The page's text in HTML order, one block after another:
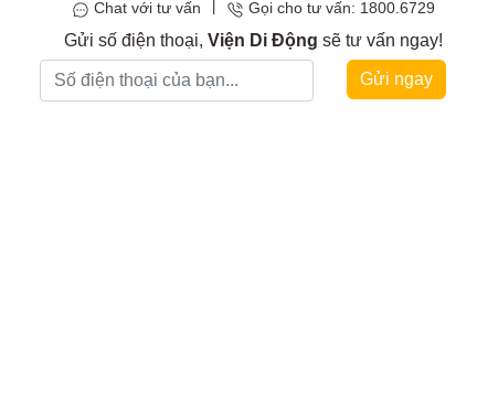
Chat với tư vấn Gọi cho tư vấn: 1800.6729
Gửi số điện thoại, Viện Di Động sẽ tư vấn ngay!
Gửi ngay